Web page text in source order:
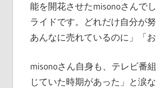
能を開花させたmisonoさんで
ライドです。どれだけ自分が
あんなに売れているのに」「
misonoさん自身も、テレビ番
じていた時期があった」と涙